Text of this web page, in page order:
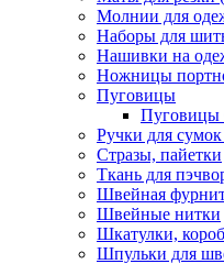
Молнии для
Наборы для
Нашивки на
Ножницы
Пуговицы
Пуговицы
Ручки для
Стразы, пайетки
Ткань для
Швейная
Швейные нитки
Шкатулки,
Шпульки для